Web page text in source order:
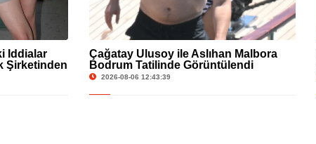
İddialar
Şirketinden
Çağatay Ulusoy ile Aslıhan Malbora
Bodrum Tatilinde Görüntülendi
2026-08-06 12:43:39